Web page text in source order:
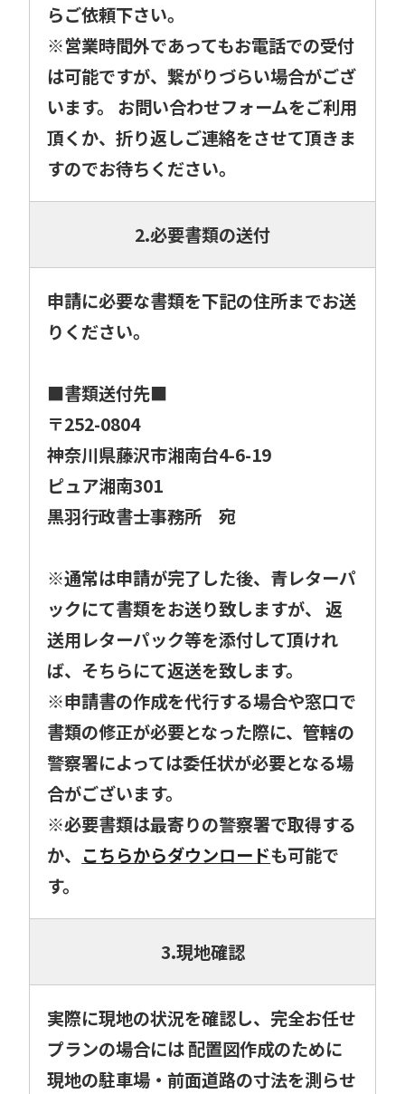
らご依頼下さい。
※営業時間外であってもお電話での受付
は可能ですが、繋がりづらい場合がござ
います。 お問い合わせフォームをご利用
頂くか、折り返しご連絡をさせて頂きま
すのでお待ちください。
2.必要書類の送付
申請に必要な書類を下記の住所までお送
りください。
■書類送付先■
〒252-0804
神奈川県藤沢市湘南台4-6-19
ピュア湘南301
黒羽行政書士事務所 宛
※通常は申請が完了した後、青レターパ
ックにて書類をお送り致しますが、 返
送用レターパック等を添付して頂けれ
ば、そちらにて返送を致します。
※申請書の作成を代行する場合や窓口で
書類の修正が必要となった際に、管轄の
警察署によっては委任状が必要となる場
合がございます。
※必要書類は最寄りの警察署で取得する
か、 こちらからダウンロードも可能で
す。
3.現地確認
実際に現地の状況を確認し、完全お任せ
プランの場合には 配置図作成のために
現地の駐車場・前面道路の寸法を測らせ